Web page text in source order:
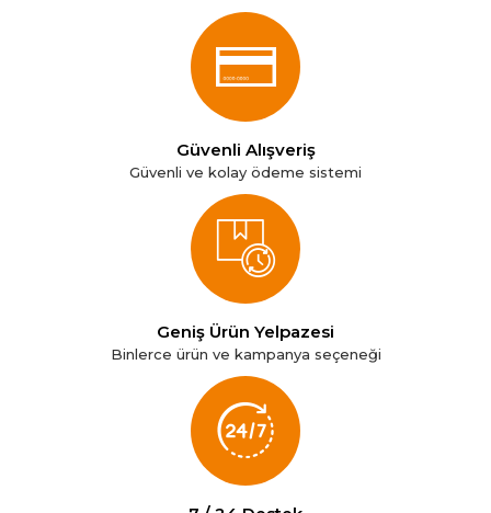
Güvenli Alışveriş
Güvenli ve kolay ödeme sistemi
Geniş Ürün Yelpazesi
Binlerce ürün ve kampanya seçeneği